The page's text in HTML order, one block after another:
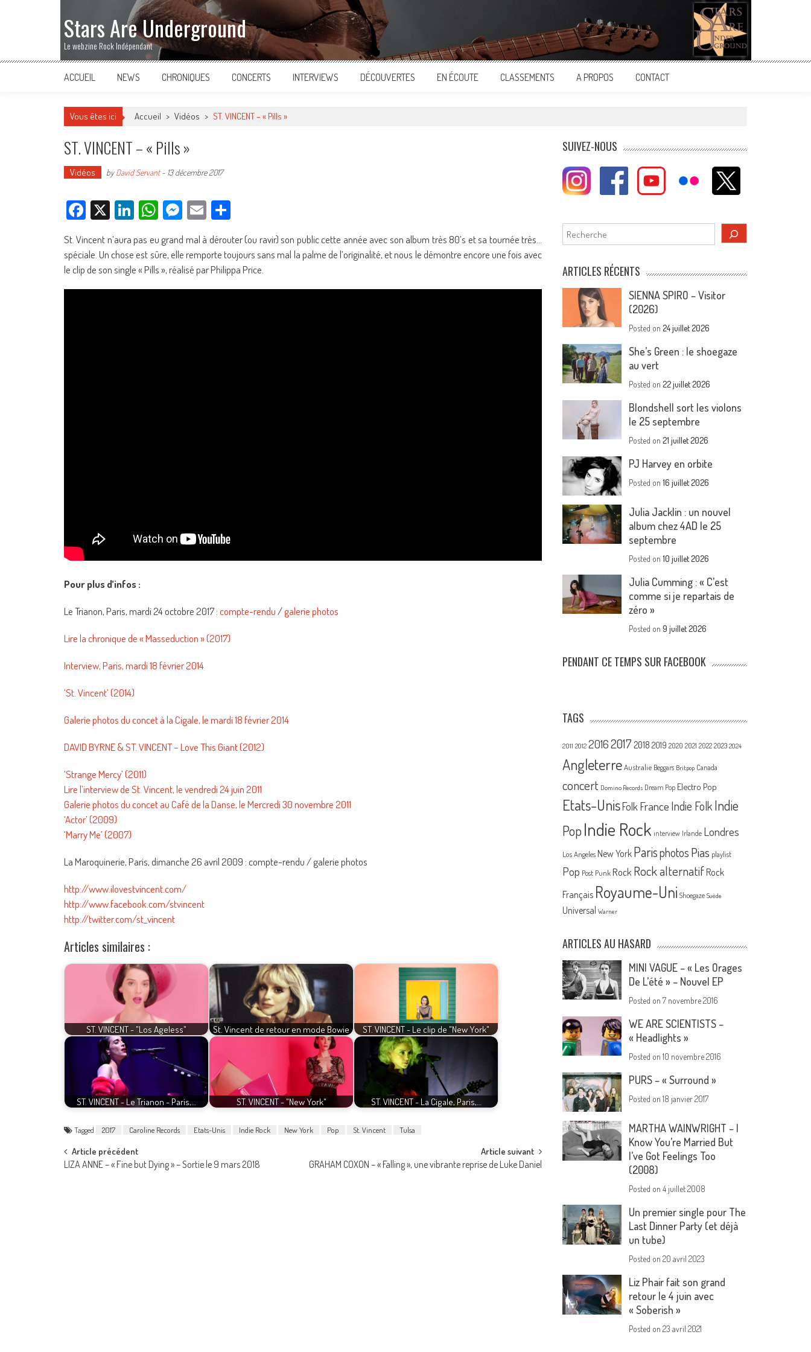
Stars Are Underground
Le webzine Rock Indépendant
ACCUEIL NEWS CHRONIQUES CONCERTS INTERVIEWS DÉCOUVERTES EN ÉCOUTE CLASSEMENTS A PROPOS CONTACT
Vous êtes ici Accueil > Vidéos > ST. VINCENT – « Pills »
ST. VINCENT – « Pills »
Vidéos byDavid Servant- 13 décembre 2017
Facebook
X LinkedIn
WhatsApp
Messenger
Email
St. Vincent n’aura pas eu grand mal à dérouter (ou ravir) son public cette année avec son album très 80’s et sa tournée très…
spéciale. Un chose est sûre, elle remporte toujours sans mal la palme de l’originalité, et nous le démontre encore une fois avec
le clip de son single « Pills », réalisé par Philippa Price.
Pour plus d’infos :
Le Trianon, Paris, mardi 24 octobre 2017 :compte-rendu/galerie photos
Lire la chronique de « Masseduction » (2017)
Interview, Paris, mardi 18 février 2014
‘St. Vincent’ (2014)
Galerie photos du concet à la Cigale, le mardi 18 février 2014
DAVID BYRNE & ST. VINCENT – Love This Giant (2012)
‘Strange Mercy’ (2011)
Lire l’interview de St. Vincent, le vendredi 24 juin 2011
Galerie photos du concet au Café de la Danse, le Mercredi 30 novembre 2011
‘Actor’ (2009)
‘Marry Me’ (2007)
La Maroquinerie, Paris, dimanche 26 avril 2009 : compte-rendu / galerie photos
http://www.ilovestvincent.com/
http://www.facebook.com/stvincent
http://twitter.com/st_vincent
Articles similaires :
ST. VINCENT - "Los Ageless" St. Vincent de retour en mode Bowie ST. VINCENT - Le clip de "New York"
ST. VINCENT - Le Trianon - Paris,… ST. VINCENT - "New York" ST. VINCENT - La Cigale, Paris,…
Tagged 2017 Caroline Records Etats-Unis Indie Rock New York Pop St. Vincent Tulsa
Post
Article précédent
LIZA ANNE – « Fine but Dying » – Sortie le 9 mars 2018
Article suivant
GRAHAM COXON – « Falling », une vibrante reprise de Luke Daniel
SUIVEZ-NOUS
Rechercher
ARTICLES RÉCENTS
SIENNA SPIRO – Visitor
(2026)
Posted on24 juillet 2026
She’s Green : le shoegaze
au vert
Posted on22 juillet 2026
Blondshell sort les violons
le 25 septembre
Posted on21 juillet 2026
PJ Harvey en orbite
Posted on16 juillet 2026
Julia Jacklin : un nouvel
album chez 4AD le 25
septembre
Posted on10 juillet 2026
Julia Cumming : « C’est
comme si je repartais de
zéro »
Posted on9 juillet 2026
PENDANT CE TEMPS SUR FACEBOOK
TAGS
2011 2012 20162017 2018 2019 2020 2021 2022 2023 2024
Angleterre Australie Beggars Britpop Canada
concert Domino Records Dream Pop Electro Pop
Etats-UnisFolk France Indie FolkIndie
PopIndie Rock interview Irlande Londres
Los Angeles New York Parisphotos Pias playlist
Pop Post Punk Rock Rock alternatif Rock
Français Royaume-Uni Shoegaze Suède
Universal Warner
ARTICLES AU HASARD
MINI VAGUE – « Les Orages
De L’été » – Nouvel EP
Posted on7 novembre 2016
WE ARE SCIENTISTS –
« Headlights »
Posted on10 novembre 2016
PURS – « Surround »
Posted on18 janvier 2017
MARTHA WAINWRIGHT – I
Know You’re Married But
I’ve Got Feelings Too
(2008)
Posted on4 juillet 2008
Un premier single pour The
Last Dinner Party (et déjà
un tube)
Posted on20 avril 2023
Liz Phair fait son grand
retour le 4 juin avec
« Soberish »
Posted on23 avril 2021